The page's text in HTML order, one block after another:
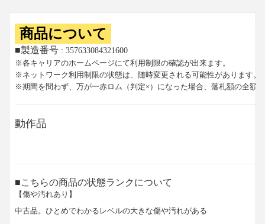
商品について
■製造番号 : 357633084321600
※各キャリアのホームページにて利用制限の確認が出来ます。
※ネットワーク利用制限の状態は、随時変更される可能性があります。
※期間を問わず、万が一赤ロム（判定×）になった場合、落札額の全額
動作品
■こちらの商品の状態ランクについて
【傷や汚れあり】
中古品。ひとめでわかるレベルの大きな傷や汚れがある